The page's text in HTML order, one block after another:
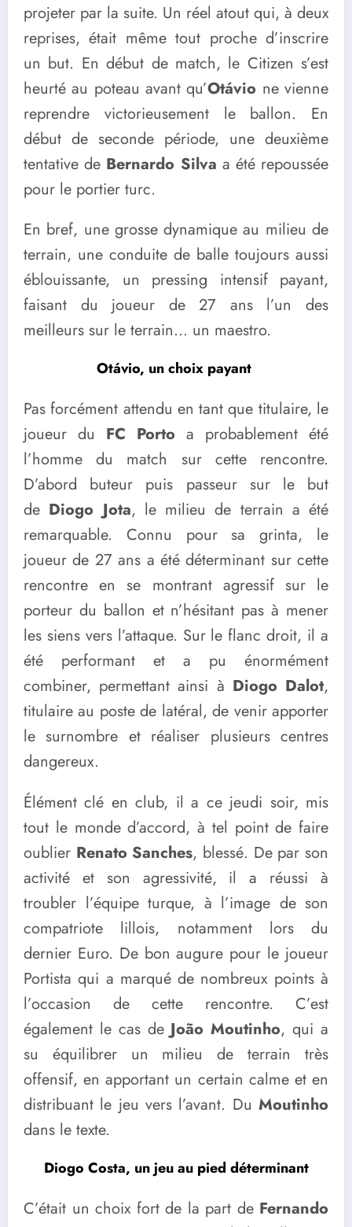
projeter par la suite. Un réel atout qui, à deux
reprises, était même tout proche d’inscrire
un but. En début de match, le Citizen s’est
heurté au poteau avant qu’Otávio ne vienne
reprendre victorieusement le ballon. En
début de seconde période, une deuxième
tentative de Bernardo Silva a été repoussée
pour le portier turc.
En bref, une grosse dynamique au milieu de
terrain, une conduite de balle toujours aussi
éblouissante, un pressing intensif payant,
faisant du joueur de 27 ans l’un des
meilleurs sur le terrain… un maestro.
Otávio, un choix payant
Pas forcément attendu en tant que titulaire, le
joueur du FC Porto a probablement été
l’homme du match sur cette rencontre.
D’abord buteur puis passeur sur le but
de Diogo Jota, le milieu de terrain a été
remarquable. Connu pour sa grinta, le
joueur de 27 ans a été déterminant sur cette
rencontre en se montrant agressif sur le
porteur du ballon et n’hésitant pas à mener
les siens vers l’attaque. Sur le flanc droit, il a
été performant et a pu énormément
combiner, permettant ainsi à Diogo Dalot,
titulaire au poste de latéral, de venir apporter
le surnombre et réaliser plusieurs centres
dangereux.
Élément clé en club, il a ce jeudi soir, mis
tout le monde d’accord, à tel point de faire
oublier Renato Sanches, blessé. De par son
activité et son agressivité, il a réussi à
troubler l’équipe turque, à l’image de son
compatriote lillois, notamment lors du
dernier Euro. De bon augure pour le joueur
Portista qui a marqué de nombreux points à
l’occasion de cette rencontre. C’est
également le cas de João Moutinho, qui a
su équilibrer un milieu de terrain très
offensif, en apportant un certain calme et en
distribuant le jeu vers l’avant. Du Moutinho
dans le texte.
Diogo Costa, un jeu au pied déterminant
C’était un choix fort de la part de Fernando